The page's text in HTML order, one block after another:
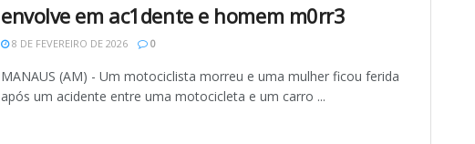
envolve em ac1dente e homem m0rr3
8 DE FEVEREIRO DE 2026 0
MANAUS (AM) - Um motociclista morreu e uma mulher ficou ferida
após um acidente entre uma motocicleta e um carro ...